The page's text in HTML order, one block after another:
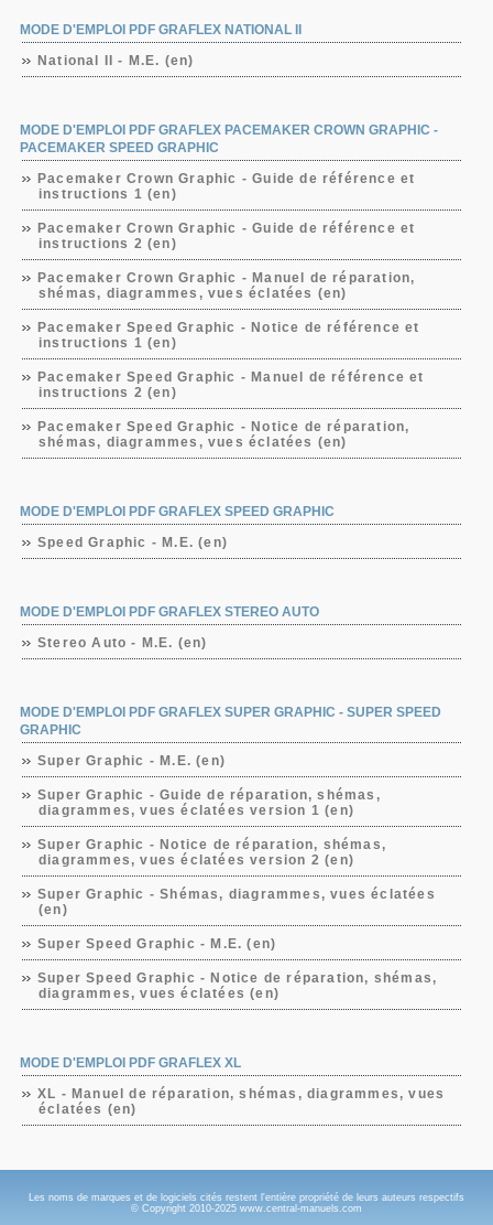
MODE D'EMPLOI PDF GRAFLEX NATIONAL II
National II - M.E. (en)
MODE D'EMPLOI PDF GRAFLEX PACEMAKER CROWN GRAPHIC -
PACEMAKER SPEED GRAPHIC
Pacemaker Crown Graphic - Guide de référence et
instructions 1 (en)
Pacemaker Crown Graphic - Guide de référence et
instructions 2 (en)
Pacemaker Crown Graphic - Manuel de réparation,
shémas, diagrammes, vues éclatées (en)
Pacemaker Speed Graphic - Notice de référence et
instructions 1 (en)
Pacemaker Speed Graphic - Manuel de référence et
instructions 2 (en)
Pacemaker Speed Graphic - Notice de réparation,
shémas, diagrammes, vues éclatées (en)
MODE D'EMPLOI PDF GRAFLEX SPEED GRAPHIC
Speed Graphic - M.E. (en)
MODE D'EMPLOI PDF GRAFLEX STEREO AUTO
Stereo Auto - M.E. (en)
MODE D'EMPLOI PDF GRAFLEX SUPER GRAPHIC - SUPER SPEED
GRAPHIC
Super Graphic - M.E. (en)
Super Graphic - Guide de réparation, shémas,
diagrammes, vues éclatées version 1 (en)
Super Graphic - Notice de réparation, shémas,
diagrammes, vues éclatées version 2 (en)
Super Graphic - Shémas, diagrammes, vues éclatées
(en)
Super Speed Graphic - M.E. (en)
Super Speed Graphic - Notice de réparation, shémas,
diagrammes, vues éclatées (en)
MODE D'EMPLOI PDF GRAFLEX XL
XL - Manuel de réparation, shémas, diagrammes, vues
éclatées (en)
Les noms de marques et de logiciels cités restent l'entière propriété de leurs auteurs respectifs
© Copyright 2010-2025 www.central-manuels.com